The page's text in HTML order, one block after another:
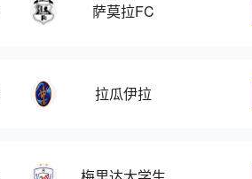
萨莫拉FC
拉瓜伊拉